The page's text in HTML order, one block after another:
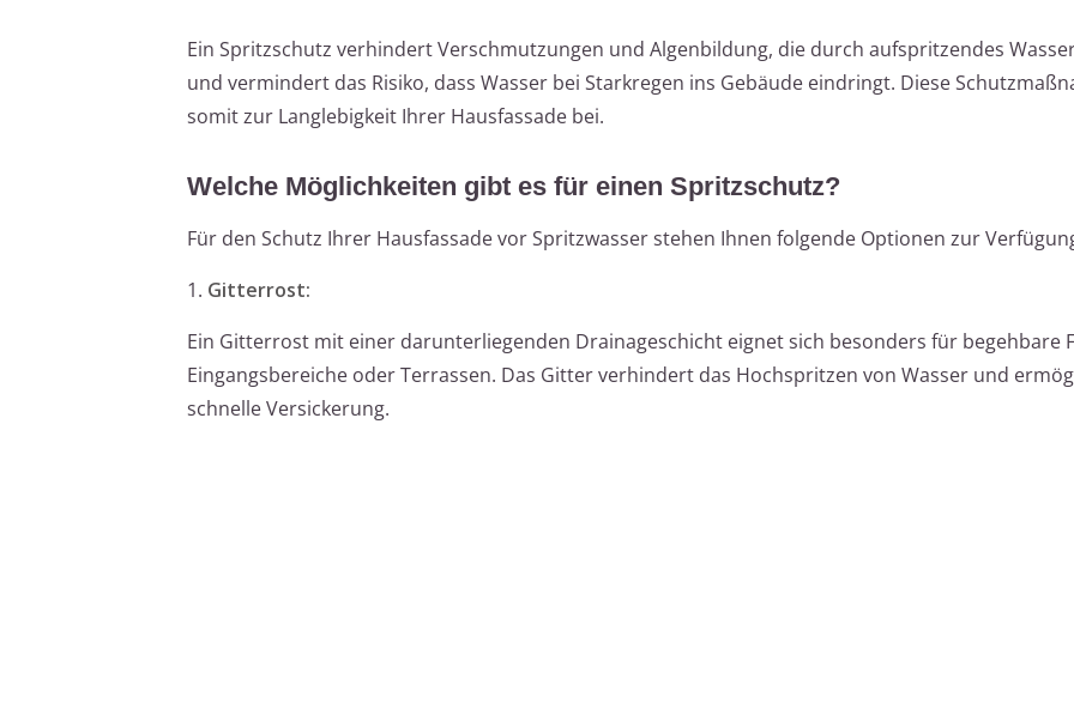
Ein Spritzschutz verhindert Verschmutzungen und Algenbildung, die durch aufspritzendes
und vermindert das Risiko, dass Wasser bei Starkregen ins Gebäude eindringt. Diese
somit zur Langlebigkeit Ihrer Hausfassade bei.
Welche Möglichkeiten gibt es für einen Spritzschutz?
Für den Schutz Ihrer Hausfassade vor Spritzwasser stehen Ihnen folgende Optionen zur
1. Gitterrost:
Ein Gitterrost mit einer darunterliegenden Drainageschicht eignet sich besonders für begehbare
Eingangsbereiche oder Terrassen. Das Gitter verhindert das Hochspritzen von Wasser und
schnelle Versickerung.